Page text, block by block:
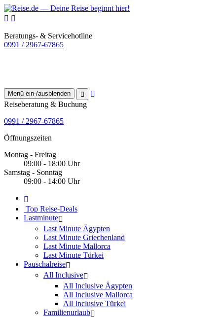
Beratungs- & Servicehotline
0991 / 2967-67865
Menü ein-/ausblenden
Reiseberatung & Buchung
0991 / 2967-67865
Öffnungszeiten
Montag - Freitag
09:00 - 18:00 Uhr
Samstag - Sonntag
09:00 - 14:00 Uhr
Top Reise-Deals
Lastminute
Last Minute Ägypten
Last Minute Griechenland
Last Minute Mallorca
Last Minute Türkei
Pauschalreise
All Inclusive
All Inclusive Ägypten
All Inclusive Mallorca
All Inclusive Türkei
Familienurlaub